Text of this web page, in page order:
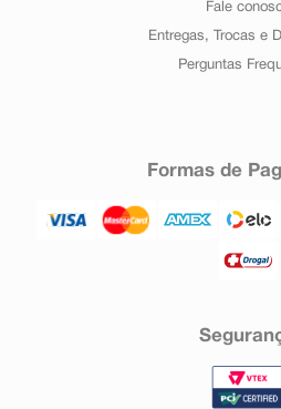
Fale
Entregas, Trocas e
Perguntas
Formas de